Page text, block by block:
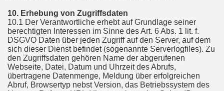
10. Erhebung von Zugriffsdaten
10.1 Der Verantwortliche erhebt auf Grundlage seiner
berechtigten Interessen im Sinne des Art. 6 Abs. 1 lit. f.
DSGVO Daten über jeden Zugriff auf den Server, auf dem
sich dieser Dienst befindet (sogenannte Serverlogfiles). Zu
den Zugriffsdaten gehören Name der abgerufenen
Webseite, Datei, Datum und Uhrzeit des Abrufs,
übertragene Datenmenge, Meldung über erfolgreichen
Abruf, Browsertyp nebst Version, das Betriebssystem des